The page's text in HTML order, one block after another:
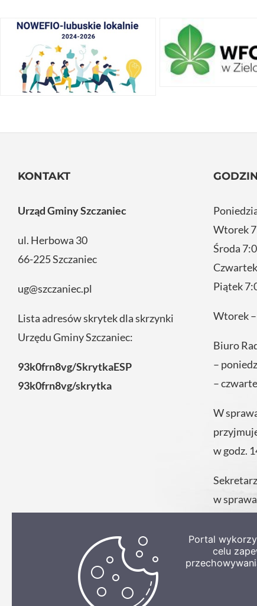
KONTAKT
Urząd Gminy Szczaniec
ul. Herbowa 30
66-225 Szczaniec
ug@szczaniec.pl
Lista adresów skrytek dla skrzynki
Urzędu Gminy Szczaniec:
93k0frn8vg/SkrytkaESP
93k0frn8vg/skrytka
Wtorek
Środa
Piątek
Wtorek
Biuro
–
–
W
w godz.
w
Urzędu.
Portal
celu